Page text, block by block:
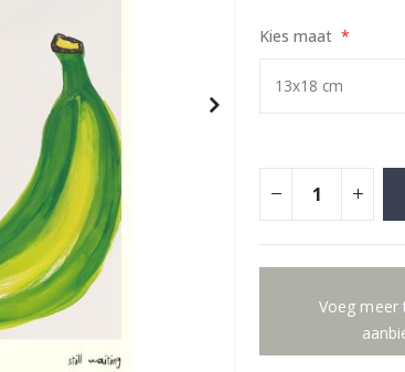
Kies maat
Voeg